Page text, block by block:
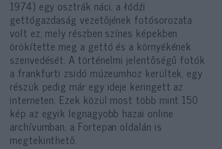
1974) egy osztrák náci, a łódźi
gettógazdaság vezetőjének fotósorozata
volt ez, mely részben színes képekben
örökítette meg a gettó és a környékének
szenvedését. A történelmi jelentőségű fotók
a frankfurti zsidó múzeumhoz kerültek, egy
részük pedig már egy ideje keringett az
interneten. Ezek közül most több mint 150
kép az egyik legnagyobb hazai online
archívumban, a Fortepan oldalán is
megtekinthető.